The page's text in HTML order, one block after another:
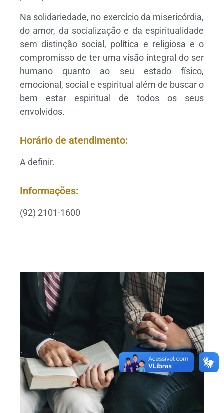
Na solidariedade, no exercício da misericórdia,
do amor, da socialização e da espiritualidade
sem distinção social, política e religiosa e o
compromisso de ter uma visão integral do ser
humano quanto ao seu estado físico,
emocional, social e espiritual além de buscar o
bem estar espiritual de todos os seus
envolvidos.
Horário de atendimento:
A definir.
Informações:
(92) 2101-1600